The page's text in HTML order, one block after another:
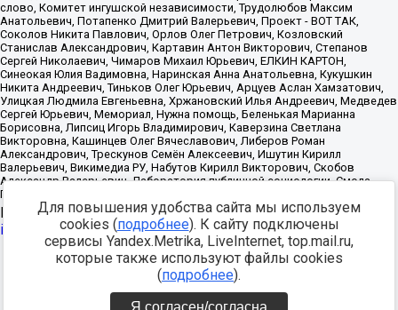
Источник:https://minjust.gov.ru/uploaded/files/reestr-
inostrannyih-agentov-22-03-2024.pdfданные на22.03.2024
Разработка -
Для повышения удобства сайта мы используем
cookies (подробнее). К сайту подключены
сервисы Yandex.Metrika, LiveInternet, top.mail.ru,
которые также используют файлы cookies
(подробнее).
Я согласен/согласна